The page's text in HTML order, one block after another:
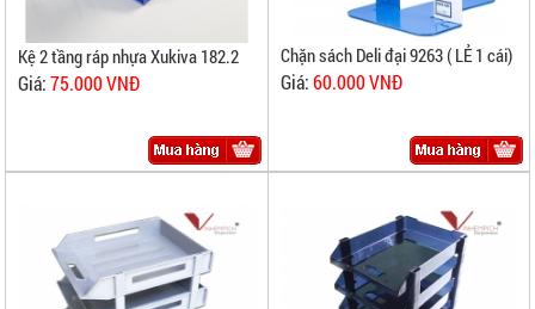
Kệ 2 tầng ráp nhựa Xukiva 182.2
Giá:75.000 VNĐ
Chặn sách Deli đại 9263 ( LẺ 1 cái)
Giá:60.000 VNĐ